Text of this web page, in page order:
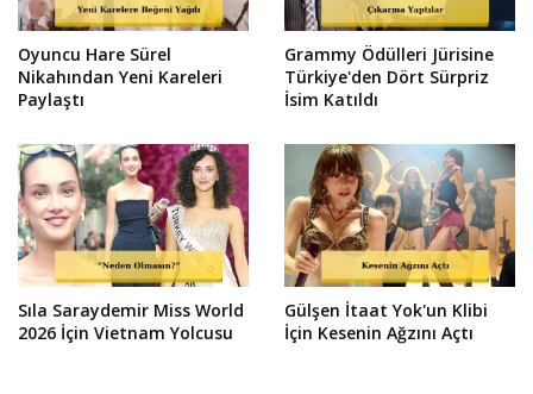
Oyuncu Hare Sürel
Nikahından Yeni Kareleri
Paylaştı
Grammy Ödülleri Jürisine
Türkiye'den Dört Sürpriz
İsim Katıldı
Sıla Saraydemir Miss World
2026 İçin Vietnam Yolcusu
Gülşen İtaat Yok'un Klibi
İçin Kesenin Ağzını Açtı